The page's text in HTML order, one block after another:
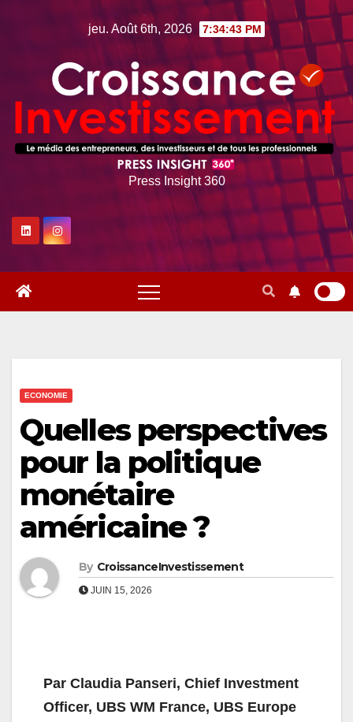
jeu. Août 6th, 2026 7:34:44 PM
Press Insight 360
ECONOMIE
Quelles perspectives
pour la politique
monétaire
américaine ?
By CroissanceInvestissement
JUIN 15, 2026
Par Claudia Panseri, Chief Investment
Officer, UBS WM France, UBS Europe